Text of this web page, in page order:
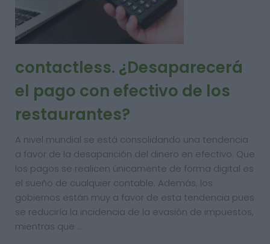
contactless. ¿Desaparecerá
el pago con efectivo de los
restaurantes?
A nivel mundial se está consolidando una tendencia
a favor de la desaparición del dinero en efectivo. Que
los pagos se realicen únicamente de forma digital es
el sueño de cualquier contable. Además, los
gobiernos están muy a favor de esta tendencia pues
se reduciría la incidencia de la evasión de impuestos,
mientras que …